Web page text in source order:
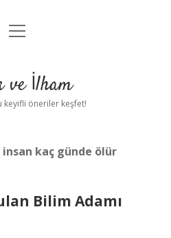
Anasayfa
Uyarı
menüyü
ve İlham
keyifli öneriler keşfet!
kaç günde ölür
Bilim Adamı